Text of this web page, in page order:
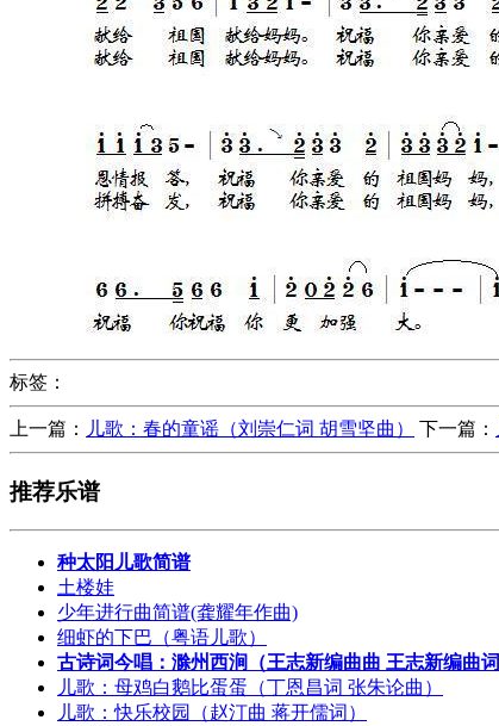
标签：
上一篇： 儿歌：春的童谣（刘崇仁词 胡雪坚曲） 下一篇：
推荐乐谱
种太阳儿歌简谱
土楼娃
少年进行曲简谱(龚耀年作曲)
细虾的下巴（粤语儿歌）
古诗词今唱：滁州西涧（王志新编曲曲 王志新编曲词
儿歌：母鸡白鹅比蛋蛋（丁恩昌词 张朱论曲）
儿歌：快乐校园（赵汀曲 蒋开儒词）